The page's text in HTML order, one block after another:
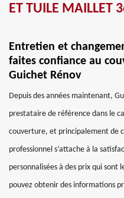
ET TUILE MAILLET
Entretien et
faites confiance au
Guichet Rénov
Depuis des années maintenant,
prestataire de référence dans le
couverture, et principalement de
professionnel s’attache à la
personnalisées à des prix qui sont
pouvez obtenir des informations